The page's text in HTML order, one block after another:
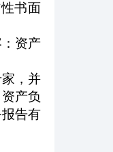
书面
资产
，并
产负
告有